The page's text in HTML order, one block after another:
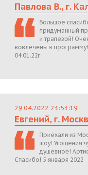
Павлова В., г.
Большое
придуманный
и трапезой!
вовлечены в
04.01.22г
29.04.2022 23:53:19
Евгений, г.
Приехали из
шоу! Угощения
душевное!
Спасибо! 5 января 2022